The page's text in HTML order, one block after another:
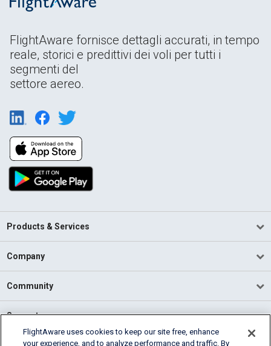
FlightAware fornisce dettagli accurati, in tempo
reale, storici e predittivi dei voli per tutti i
segmenti del
settore aereo.
Products & Services
Company
Community
Support
FlightAware uses cookies to keep our site free, enhance
your experience, and to analyze performance and traffic. By